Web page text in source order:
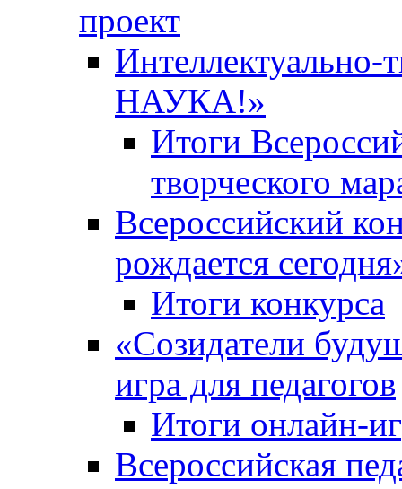
проект
НАУКА!»
Итоги
творческого
Всероссийский
рождается
Итоги конкурса
«Cозидатели
игра для педагогов
Итоги онлайн-
Всероссийская